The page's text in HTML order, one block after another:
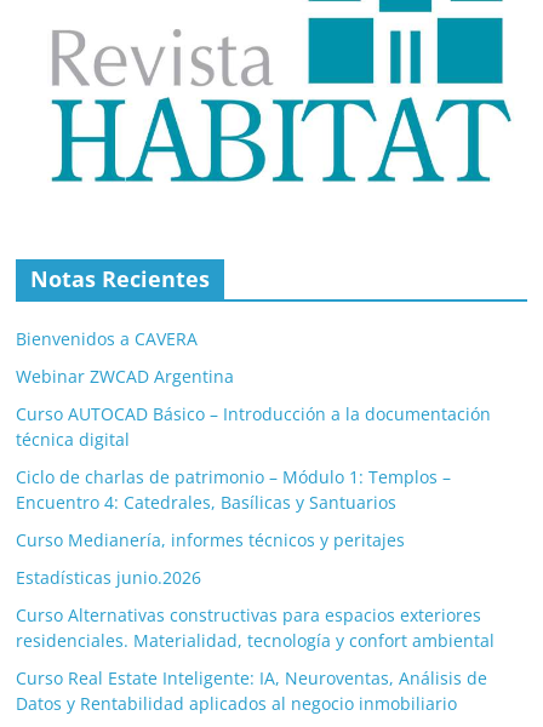
Notas Recientes
Bienvenidos a CAVERA
Webinar ZWCAD Argentina
Curso AUTOCAD Básico – Introducción a la documentación
técnica digital
Ciclo de charlas de patrimonio – Módulo 1: Templos –
Encuentro 4: Catedrales, Basílicas y Santuarios
Curso Medianería, informes técnicos y peritajes
Estadísticas junio.2026
Curso Alternativas constructivas para espacios exteriores
residenciales. Materialidad, tecnología y confort ambiental
Curso Real Estate Inteligente: IA, Neuroventas, Análisis de
Datos y Rentabilidad aplicados al negocio inmobiliario